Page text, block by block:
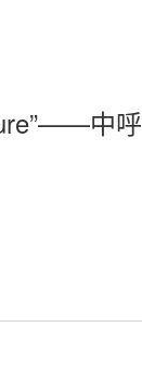
中呼